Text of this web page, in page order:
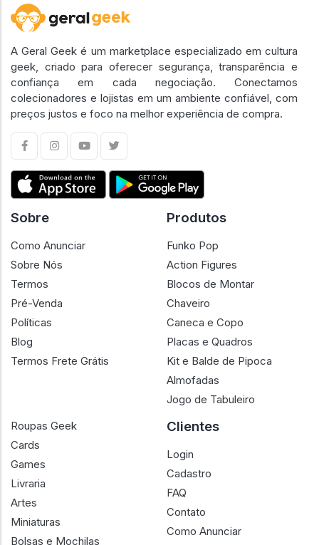
A Geral Geek é um marketplace especializado em cultura
geek, criado para oferecer segurança, transparência e
confiança em cada negociação. Conectamos
colecionadores e lojistas em um ambiente confiável, com
preços justos e foco na melhor experiência de compra.
Sobre
Como Anunciar
Sobre Nós
Termos
Pré-Venda
Políticas
Blog
Termos Frete Grátis
Produtos
Funko Pop
Action Figures
Blocos de Montar
Chaveiro
Caneca e Copo
Placas e Quadros
Kit e Balde de Pipoca
Almofadas
Jogo de Tabuleiro
Roupas Geek
Cards
Games
Livraria
Artes
Miniaturas
Bolsas e Mochilas
Clientes
Login
Cadastro
FAQ
Contato
Como Anunciar